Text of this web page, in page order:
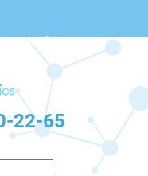
этаж 1
до 20:00
22-65